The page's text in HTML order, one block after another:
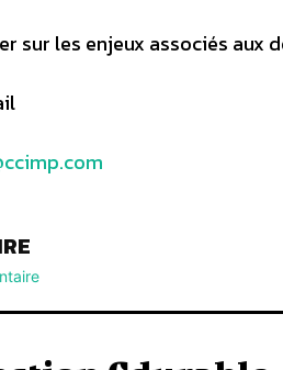
sur les enjeux associés aux